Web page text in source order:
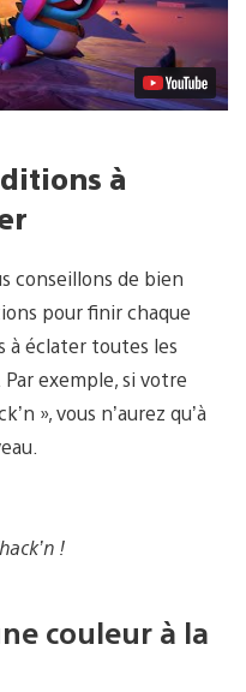
à
conseillons de bien
pour finir chaque
à éclater toutes les
exemple, si votre
», vous n’aurez qu’à
!
couleur à la